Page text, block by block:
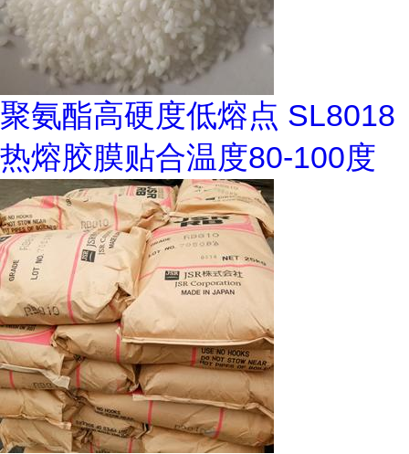
聚氨酯高硬度低熔点 SL8018
热熔胶膜贴合温度80-100度